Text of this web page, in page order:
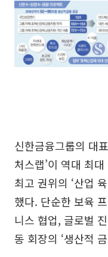
신한금융그룹의 대
처스랩’이 역대 최
최고 권위의 ‘산업
했다. 단순한 보육
니스 협업, 글로벌
동 회장의 ‘생산적